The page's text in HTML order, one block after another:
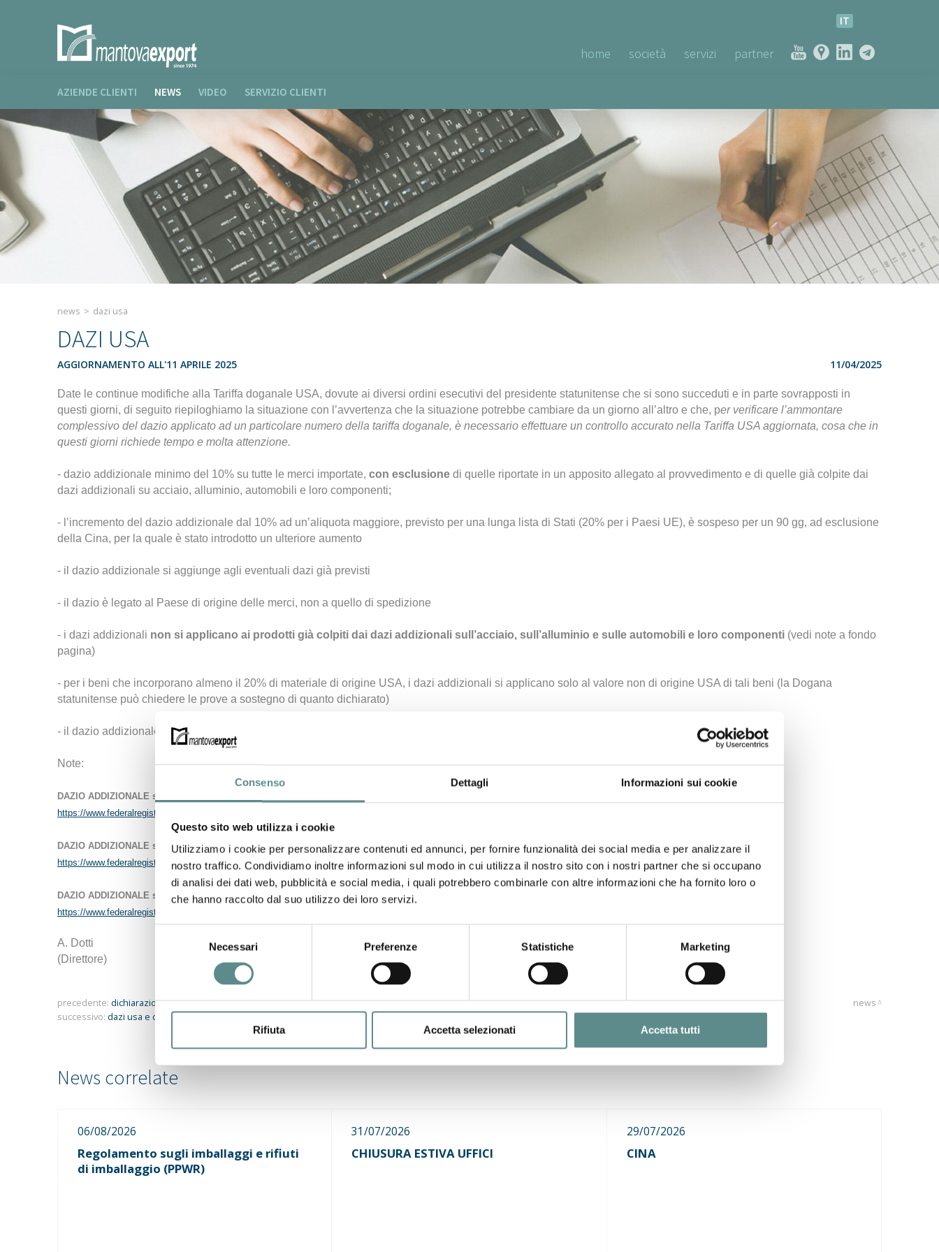
Consenso Dettagli Informazioni sui cookie
Questo sito web utilizza i cookie
Utilizziamo i cookie per personalizzare contenuti ed annunci, per fornire funzionalità dei social media e per analizzare il
nostro traffico. Condividiamo inoltre informazioni sul modo in cui utilizza il nostro sito con i nostri partner che si occupano
di analisi dei dati web, pubblicità e social media, i quali potrebbero combinarle con altre informazioni che ha fornito loro o
che hanno raccolto dal suo utilizzo dei loro servizi.
Necessari Preferenze Statistiche Marketing
Rifiuta Accetta selezionati Accetta tutti
IT
home società servizi partner
AZIENDE CLIENTI NEWS VIDEO SERVIZIO CLIENTI
news > dazi usa
DAZI USA
AGGIORNAMENTO ALL'11 APRILE 2025 11/04/2025
Date le continue modifiche alla Tariffa doganale USA, dovute ai diversi ordini esecutivi del presidente statunitense che si sono succeduti e in parte sovrapposti in
questi giorni, di seguito riepiloghiamo la situazione con l’avvertenza che la situazione potrebbe cambiare da un giorno all’altro e che, per verificare l’ammontare
complessivo del dazio applicato ad un particolare numero della tariffa doganale, è necessario effettuare un controllo accurato nella Tariffa USA aggiornata, cosa che in
questi giorni richiede tempo e molta attenzione.
- dazio addizionale minimo del 10% su tutte le merci importate, con esclusione di quelle riportate in un apposito allegato al provvedimento e di quelle già colpite dai
dazi addizionali su acciaio, alluminio, automobili e loro componenti;
- l’incremento del dazio addizionale dal 10% ad un’aliquota maggiore, previsto per una lunga lista di Stati (20% per i Paesi UE), è sospeso per un 90 gg, ad esclusione
della Cina, per la quale è stato introdotto un ulteriore aumento
- il dazio addizionale si aggiunge agli eventuali dazi già previsti
- il dazio è legato al Paese di origine delle merci, non a quello di spedizione
- i dazi addizionali non si applicano ai prodotti già colpiti dai dazi addizionali sull’acciaio, sull’alluminio e sulle automobili e loro componenti (vedi note a fondo
pagina)
- per i beni che incorporano almeno il 20% di materiale di origine USA, i dazi addizionali si applicano solo al valore non di origine USA di tali beni (la Dogana
statunitense può chiedere le prove a sostegno di quanto dichiarato)
- il dazio addizionale del 10% non si applica alle merci imbarcate a bordo e in transito prima del 5 aprile 2025
Note:
DAZIO ADDIZIONALE su ACCIAIO
https://www.federalregister.gov/documents/2025/02/18/2025-02833/adjusting-imports-of-steel-into-the-united-states
DAZIO ADDIZIONALE su ALLUMINIO– Proclama 10895 del 10-2-2025
https://www.federalregister.gov/documents/2025/02/18/2025-02832/adjusting-imports-of-aluminum-into-the-united-states
DAZIO ADDIZIONALE su AUTOMOBILI e componenti – Proclama 10908 del 26-3-2025
https://www.federalregister.gov/documents/2025/04/03/2025-05930/adjusting-imports-of-automobiles-and-automobile-parts-into-the-united-states
A. Dotti
(Direttore)
precedente: dichiarazione cbam i trimestre 2025
successivo: dazi usa e contromisure ue il punto della situazione "pillola informativa" on line
news
06/08/2026
Regolamento sugli imballaggi e rifiuti
di imballaggio (PPWR)
31/07/2026
CHIUSURA ESTIVA UFFICI
29/07/2026
CINA